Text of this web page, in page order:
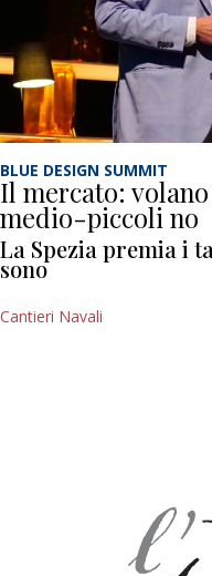
BLUE DESIGN SUMMIT
Il mercato:
medio-piccoli no
La Spezia premia i
sono
Cantieri Navali